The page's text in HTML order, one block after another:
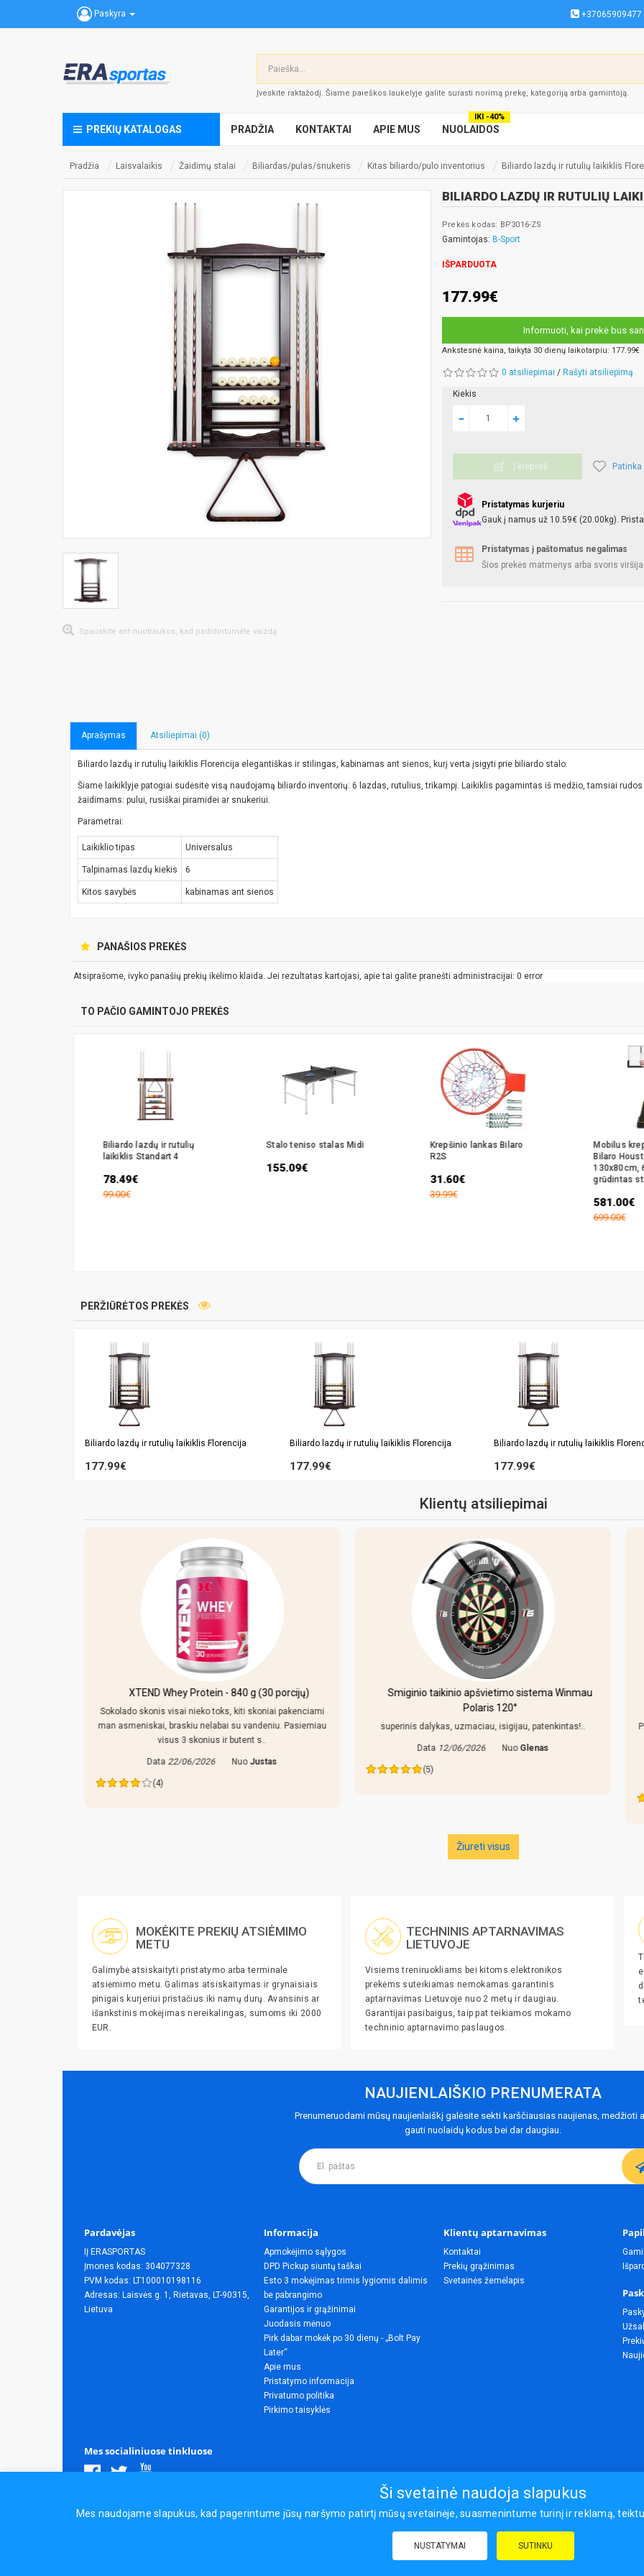
Paskyra +37065909477
Įveskite raktažodį. Šiame paieškos laukelyje galite surasti norimą prekę, kategoriją arba gamintoją.
PREKIŲ KATALOGAS PRADŽIA KONTAKTAI APIE MUS NUOLAIDOS
IKI -40%
Pradžia Laisvalaikis Žaidimų stalai Biliardas/pulas/snukeris Kitas biliardo/pulo inventorius Biliardo lazdų ir rutulių laikiklis
Spauskite ant nuotraukos, kad padidintumėte vaizdą
BILIARDO LAZDŲ IR RUTULIŲ
Prekės kodas: BP3016-ZS
Gamintojas: B-Sport
IŠPARDUOTA
177.99€
Informuoti, kai prekė bus
Ankstesnė kaina, taikyta 30 dienų laikotarpiu: 177.99€
0 atsiliepimai / Rašyti atsiliepimą
Kiekis
Į krepšelį Patinka
Pristatymas kurjeriu
Gauk į namus už 10.59€ (20.00kg).
Pristatymas į paštomatus negalimas
Šios prekės matmenys arba svoris
Aprašymas Atsiliepimai (0)
Biliardo lazdų ir rutulių laikiklis Florencija elegantiškas ir stilingas, kabinamas ant sienos, kurį verta įsigyti prie biliardo stalo.
Šiame laikiklyje patogiai sudėsite visą naudojamą biliardo inventorių: 6 lazdas, rutulius, trikampį. Laikiklis pagamintas iš medžio, tamsiai
žaidimams: pului, rusiškai piramidei ar snukeriui.
Parametrai:
Laikiklio tipas Universalus
Talpinamas lazdų kiekis 6
Kitos savybės kabinamas ant sienos
PANAŠIOS PREKĖS
Atsiprašome, ivyko panašių prekių ikėlimo klaida. Jei rezultatas kartojasi, apie tai galite pranešti administracijai: 0 error
TO PAČIO GAMINTOJO PREKĖS
Biliardo lazdų ir rutulių
laikiklis Standart 4
78.49€
99.00€
Stalo teniso stalas Midi
155.09€
Krepšinio lankas Bilaro
R2S
31.60€
39.99€
Mobilus
Bilaro
130x80cm,
grūdintas
581.00€
699.00€
PERŽIŪRĖTOS PREKĖS
Biliardo lazdų ir rutulių laikiklis Florencija
177.99€
Biliardo lazdų ir rutulių laikiklis Florencija
177.99€
Biliardo lazdų ir rutulių laikiklis
177.99€
Klientų atsiliepimai
XTEND Whey Protein - 840 g (30 porcijų)
Sokolado skonis visai nieko toks, kiti skoniai pakenciami
man asmeniskai, braskiu nelabai su vandeniu. Pasiemiau
visus 3 skonius ir butent s..
Data 22/06/2026 Nuo Justas
(4)
Smiginio taikinio apšvietimo sistema Winmau
Polaris 120°
superinis dalykas, uzmaciau, isigijau, patenkintas!..
Data 12/06/2026 Nuo Glenas
(5)
Žiureti visus
MOKĖKITE PREKIŲ ATSIĖMIMO
METU
Galimybė atsiskaityti pristatymo arba terminale
atsiėmimo metu. Galimas atsiskaitymas ir grynaisiais
pinigais kurjeriui pristačius iki namų durų. Avansinis ar
išankstinis mokėjimas nereikalingas, sumoms iki 2000
EUR.
TECHNINIS APTARNAVIMAS
LIETUVOJE
Visiems treniruokliams bei kitoms elektronikos
prekėms suteikiamas nemokamas garantinis
aptarnavimas Lietuvoje nuo 2 metų ir daugiau.
Garantijai pasibaigus, taip pat teikiamos mokamo
techninio aptarnavimo paslaugos.
NAUJIENLAIŠKIO PRENUMERATA
Prenumeruodami mūsų naujienlaiškį galėsite sekti karščiausias naujienas, medžioti
gauti nuolaidų kodus bei dar daugiau.
Pardavėjas
IĮ ERASPORTAS
Įmones kodas: 304077328
PVM kodas: LT100010198116
Adresas: Laisvės g. 1, Rietavas, LT-90315,
Lietuva
Informacija
Apmokėjimo sąlygos
DPD Pickup siuntų taškai
Esto 3 mokėjimas trimis lygiomis dalimis
be pabrangimo
Garantijos ir grąžinimai
Juodasis mėnuo
Pirk dabar mokėk po 30 dienų - „Bolt Pay
Later“
Apie mus
Pristatymo informacija
Privatumo politika
Pirkimo taisyklės
Klientų aptarnavimas
Kontaktai
Prekių grąžinimas
Svetainės žemėlapis
Mes socialiniuose tinkluose
Sporto ir laisvalaikio prekės, maisto papildai - erasportas.lt © 2026
Ši svetainė naudoja slapukus
Mes naudojame slapukus, kad pagerintume jūsų naršymo patirtį mūsų svetainėje, suasmenintume turinį ir reklamą,
NUSTATYMAI SUTINKU